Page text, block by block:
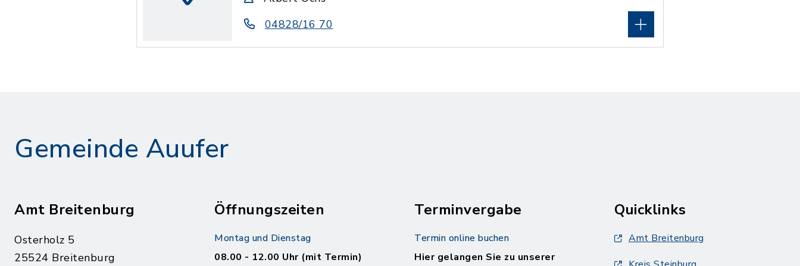
04828/16 70
Gemeinde Auufer
Amt Breitenburg
Osterholz 5
25524 Breitenburg
Öffnungszeiten
Montag und Dienstag
08.00 - 12.00 Uhr (mit Termin)
Terminvergabe
Termin online buchen
Hier gelangen Sie zu unserer
Quicklinks
Amt Breitenburg